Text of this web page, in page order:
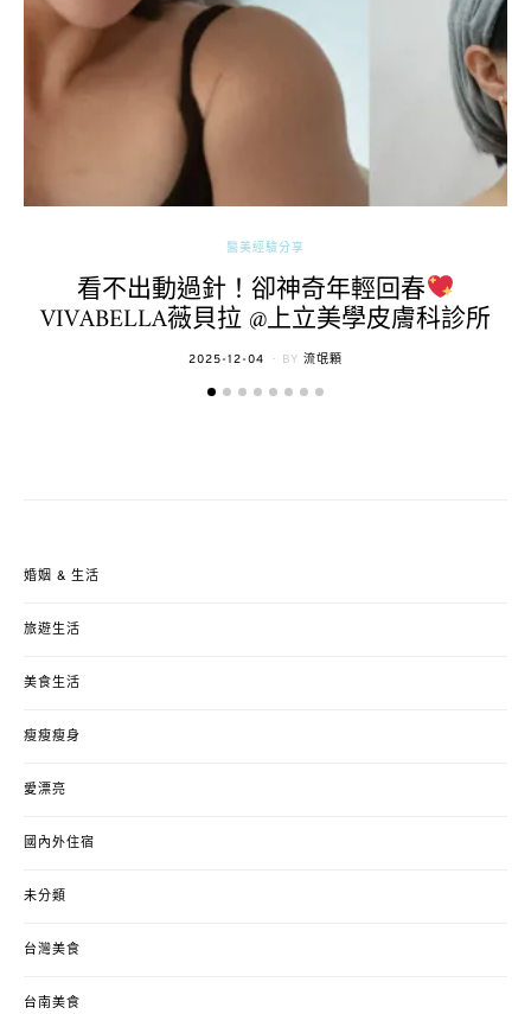
醫美經驗分享
看不出動過針！卻神奇年輕回春
VIVABELLA薇貝拉 @上立美學皮膚科診所
POSTED
2025-12-04 BY 流氓顆
婚姻 & 生活
旅遊生活
美食生活
瘦瘦瘦身
愛漂亮
國內外住宿
未分類
台灣美食
台南美食